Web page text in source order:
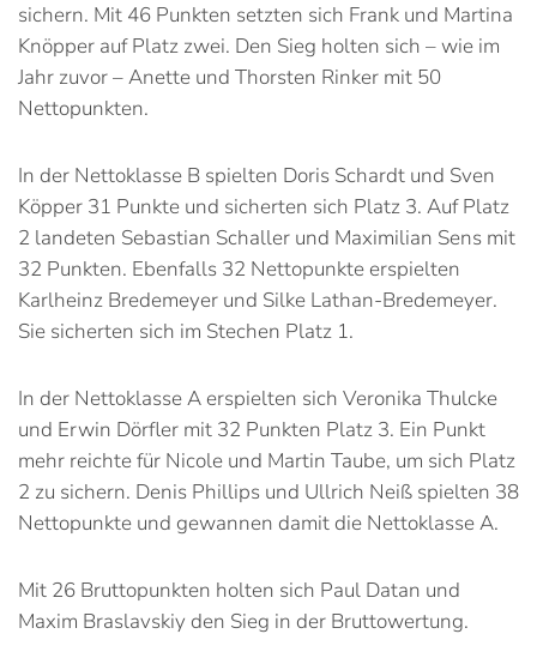
sichern. Mit 46 Punkten setzten sich Frank und Martina
Knöpper auf Platz zwei. Den Sieg holten sich – wie im
Jahr zuvor – Anette und Thorsten Rinker mit 50
Nettopunkten.
In der Nettoklasse B spielten Doris Schardt und Sven
Köpper 31 Punkte und sicherten sich Platz 3. Auf Platz
2 landeten Sebastian Schaller und Maximilian Sens mit
32 Punkten. Ebenfalls 32 Nettopunkte erspielten
Karlheinz Bredemeyer und Silke Lathan-Bredemeyer.
Sie sicherten sich im Stechen Platz 1.
In der Nettoklasse A erspielten sich Veronika Thulcke
und Erwin Dörfler mit 32 Punkten Platz 3. Ein Punkt
mehr reichte für Nicole und Martin Taube, um sich Platz
2 zu sichern. Denis Phillips und Ullrich Neiß spielten 38
Nettopunkte und gewannen damit die Nettoklasse A.
Mit 26 Bruttopunkten holten sich Paul Datan und
Maxim Braslavskiy den Sieg in der Bruttowertung.